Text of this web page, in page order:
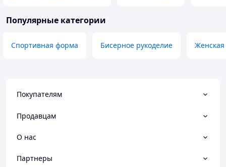
Популярные категории
Спортивная форма Бисерное рукоделие Женская
Покупателям
Продавцам
О нас
Партнеры